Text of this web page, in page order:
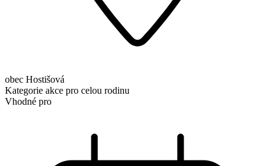
obec Hostišová
Kategorie akce pro celou rodinu
Vhodné pro